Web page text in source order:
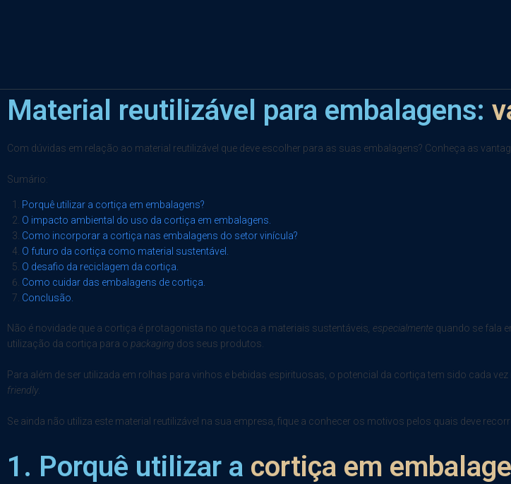
Material reutilizável para embalagens:
Com dúvidas em relação ao material reutilizável que deve escolher para as suas embalagens? Conheça as
Sumário:
Porquê utilizar a cortiça em embalagens?
O impacto ambiental do uso da cortiça em embalagens.
Como incorporar a cortiça nas embalagens do setor vinícula?
O futuro da cortiça como material sustentável.
O desafio da reciclagem da cortiça.
Como cuidar das embalagens de cortiça.
Conclusão.
Não é novidade que a cortiça é protagonista no que toca a materiais sustentáveis , especialmente quando se fala
utilização da cortiça para o packaging dos seus produtos.
Para além de ser utilizada em rolhas para vinhos e bebidas espirituosas, o potencial da cortiça tem sido cada
friendly.
Se ainda não utiliza este material reutilizável na sua empresa, fique a conhecer os motivos pelos quais deve
1. Porquê utilizar a cortiça em